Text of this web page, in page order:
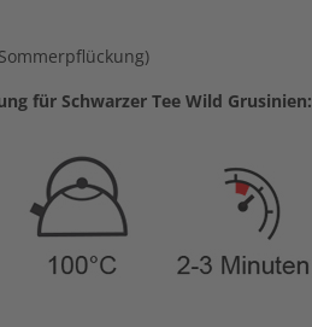
für Schwarzer Tee Wild Grusinien: